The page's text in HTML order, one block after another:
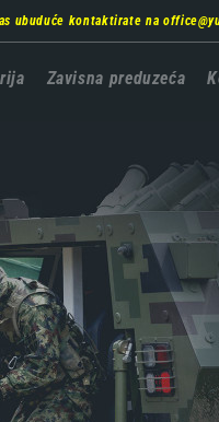
ubuduće kontaktirate na
Zavisna preduzeća